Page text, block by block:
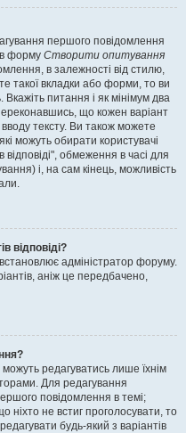
першого повідомлення
в форму Створити опитування
в залежності від стилю,
такої вкладки або форми, то ви
питання і як мінімум два
що кожен варіант
тексту. Ви також можете
які можуть обирати користувачі
обмеження в часі для
і, на сам кінець, можливість
відповіді?
встановлює адміністратор форуму.
аніж це передбачено,
редагуватись лише їхнім
Для редагування
повідомлення в темі;
не встиг проголосувати, то
будь-який з варіантів